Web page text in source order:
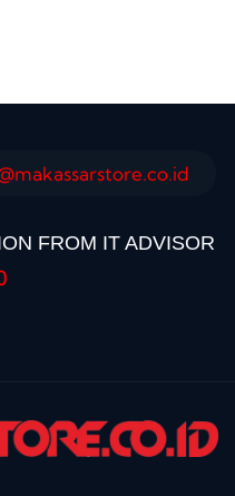
FROM IT ADVISOR